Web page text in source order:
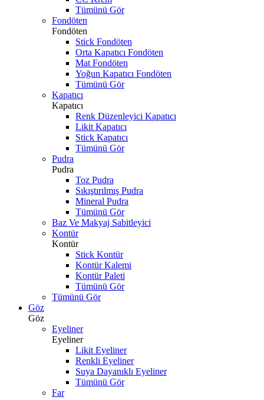
Tümünü Gör
Fondöten
Fondöten
Stick Fondöten
Orta Kapatıcı Fondöten
Mat Fondöten
Yoğun Kapatıcı Fondöten
Tümünü Gör
Kapatıcı
Kapatıcı
Renk Düzenleyici Kapatıcı
Likit Kapatıcı
Stick Kapatıcı
Tümünü Gör
Pudra
Pudra
Toz Pudra
Sıkıştırılmış Pudra
Mineral Pudra
Tümünü Gör
Baz Ve Makyaj Sabitleyici
Kontür
Kontür
Stick Kontür
Kontür Kalemi
Kontür Paleti
Tümünü Gör
Tümünü Gör
Göz
Göz
Eyeliner
Eyeliner
Likit Eyeliner
Renkli Eyeliner
Suya Dayanıklı Eyeliner
Tümünü Gör
Far